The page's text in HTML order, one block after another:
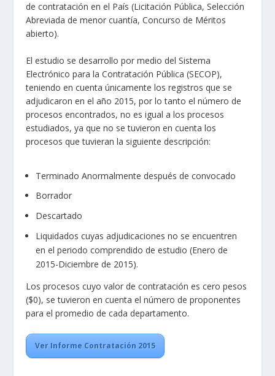
de contratación en el País (Licitación Pública, Selección
Abreviada de menor cuantía, Concurso de Méritos
abierto).
El estudio se desarrollo por medio del Sistema
Electrónico para la Contratación Pública (SECOP),
teniendo en cuenta únicamente los registros que se
adjudicaron en el año 2015, por lo tanto el número de
procesos encontrados, no es igual a los procesos
estudiados, ya que no se tuvieron en cuenta los
procesos que tuvieran la siguiente descripción:
Terminado Anormalmente después de convocado
Borrador
Descartado
Liquidados cuyas adjudicaciones no se encuentren
en el periodo comprendido de estudio (Enero de
2015-Diciembre de 2015).
Los procesos cuyo valor de contratación es cero pesos
($0), se tuvieron en cuenta el número de proponentes
para el promedio de cada departamento.
Ver Informe Contratación 2015